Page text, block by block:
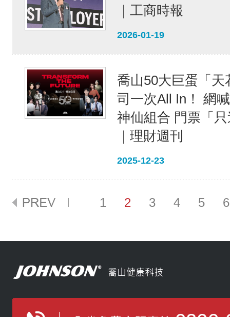
｜工商時報
2026-01-19
喬山50大巨蛋「天
司一次All In！ 網
神仙組合 門票「
｜理財週刊
2025-12-23
1 2 3 4 5 6